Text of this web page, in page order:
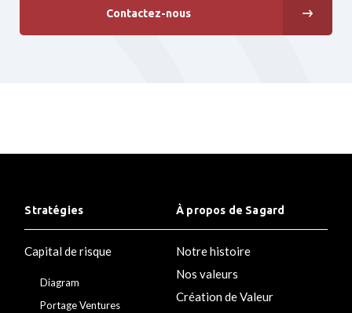
Contactez-nous
Stratégies
Capital de risque
Diagram
Portage Ventures
À propos de Sagard
Notre histoire
Nos valeurs
Création de Valeur